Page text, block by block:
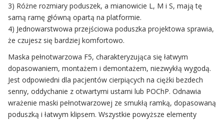
3) Różne rozmiary poduszek, a mianowicie L, M i S, mają tę
samą ramę główną opartą na platformie.
4) Jednowarstwowa przejściowa poduszka projektowa sprawia,
że ​​czujesz się bardziej komfortowo.
Maska pełnotwarzowa F5, charakteryzująca się łatwym
dopasowaniem, montażem i demontażem, niezwykłą wygodą.
Jest odpowiedni dla pacjentów cierpiących na ciężki bezdech
senny, oddychanie z otwartymi ustami lub POChP. Odnawia
wrażenie maski pełnotwarzowej ze smukłą ramką, dopasowaną
poduszką i łatwym klipsem. Wszystkie powyższe elementy